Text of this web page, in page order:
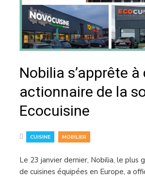
Nobilia s’apprête à
actionnaire de la
Ecocuisine
CUISINE MOBILIER
Le 23 janvier dernier, Nobilia, le plus
de cuisines équipées en Europe, a